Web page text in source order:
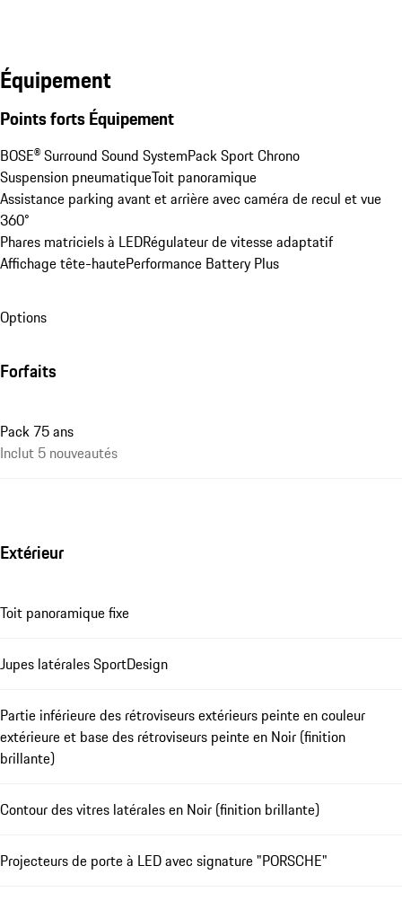
Équipement
Points forts Équipement
BOSE® Surround Sound SystemPack Sport Chrono
Suspension pneumatiqueToit panoramique
Assistance parking avant et arrière avec caméra de recul et vue
360°
Phares matriciels à LEDRégulateur de vitesse adaptatif
Affichage tête-hautePerformance Battery Plus
Options
Forfaits
Pack 75 ans
Inclut 5 nouveautés
Extérieur
Toit panoramique fixe
Jupes latérales SportDesign
Partie inférieure des rétroviseurs extérieurs peinte en couleur
extérieure et base des rétroviseurs peinte en Noir (finition
brillante)
Contour des vitres latérales en Noir (finition brillante)
Projecteurs de porte à LED avec signature "PORSCHE"